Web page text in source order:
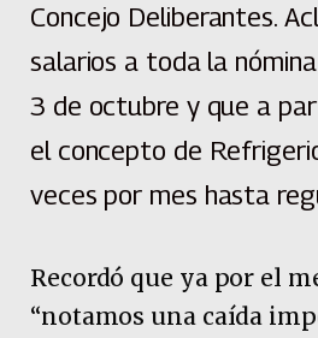
Concejo Deliberantes.
salarios a toda la
3 de octubre y que a
el concepto de
veces por mes hasta
Recordó que ya por el
“notamos una caída